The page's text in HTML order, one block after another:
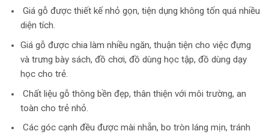
Giá gỗ được thiết kế nhỏ gọn, tiện dụng không tốn quá nhiều
diện tích.
Giá gỗ được chia làm nhiều ngăn, thuận tiện cho việc đựng
và trưng bày sách, đồ chơi, đồ dùng học tập, đồ dùng dạy
học cho trẻ.
Chất liệu gỗ thông bền đẹp, thân thiện với môi trường, an
toàn cho trẻ nhỏ.
Các góc cạnh đều được mài nhẵn, bo tròn láng mịn, tránh